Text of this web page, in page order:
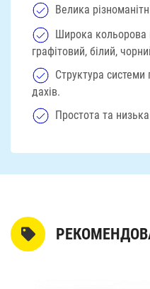
Велика
Широка кольорова
графітовий, білий,
Структура системи
дахів.
Простота та